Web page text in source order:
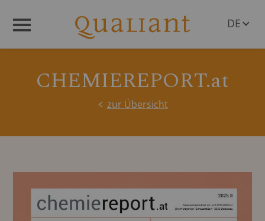
DE
CHEMIEREPORT.at
zur Übersicht